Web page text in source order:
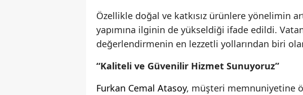
Özellikle doğal ve katkısız ürünlere yönelimin
yapımına ilginin de yükseldiği ifade edildi.
değerlendirmenin en lezzetli yollarından biri
“Kaliteli ve Güvenilir Hizmet Sunuyoruz”
Furkan Cemal Atasoy, müşteri memnuniyetine